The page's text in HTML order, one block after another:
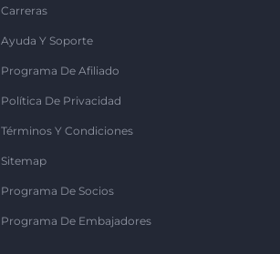
Carreras
Ayuda Y Soporte
Programa De Afiliado
Política De Privacidad
Términos Y Condiciones
Sitemap
Programa De Socios
Programa De Embajadores